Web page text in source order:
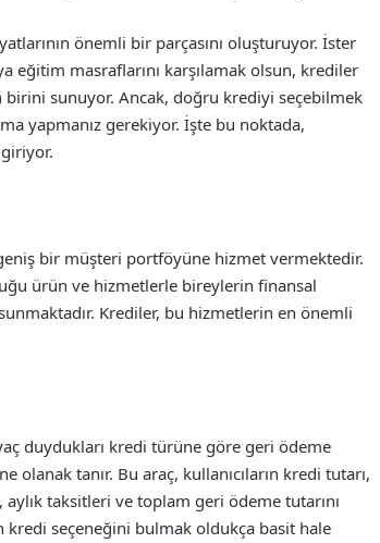
önemli bir parçasını oluşturuyor. İster
eğitim masraflarını karşılamak olsun, krediler
sunuyor. Ancak, doğru krediyi seçebilmek
yapmanız gerekiyor. İşte bu noktada,
bir müşteri portföyüne hizmet vermektedir.
ürün ve hizmetlerle bireylerin finansal
Krediler, bu hizmetlerin en önemli
duydukları kredi türüne göre geri ödeme
olanak tanır. Bu araç, kullanıcıların kredi tutarı,
taksitleri ve toplam geri ödeme tutarını
seçeneğini bulmak oldukça basit hale